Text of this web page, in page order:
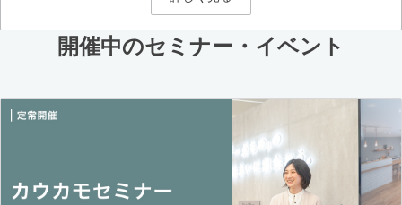
開催中のセミナー・イベント